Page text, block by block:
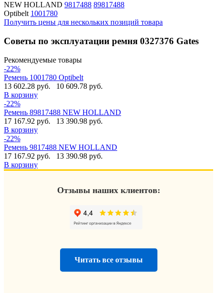
NEW HOLLAND 9817488 89817488
Optibelt 1001780
Получить цены для нескольких позиций товара
Советы по эксплуатации ремня 0327376 Gates
Рекомендуемые товары
-22%
Ремень 1001780 Optibelt
13 602.28 руб.
10 609.78 руб.
В корзину
-22%
Ремень 89817488 NEW HOLLAND
17 167.92 руб.
13 390.98 руб.
В корзину
-22%
Ремень 9817488 NEW HOLLAND
17 167.92 руб.
13 390.98 руб.
В корзину
Отзывы наших клиентов:
Читать все отзывы